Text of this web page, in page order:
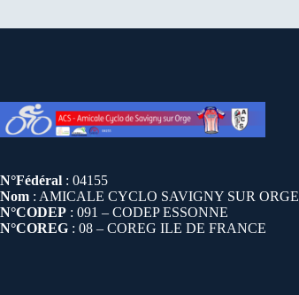
N°Fédéral : 04155
Nom : AMICALE CYCLO SAVIGNY SUR ORGE
N°CODEP : 091 – CODEP ESSONNE
N°COREG : 08 – COREG ILE DE FRANCE